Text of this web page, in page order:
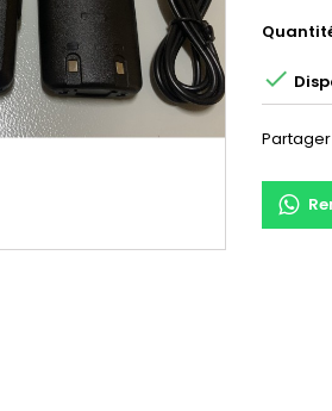

Partager